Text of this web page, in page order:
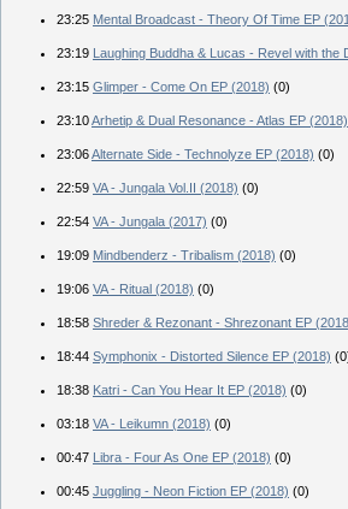
23:25 Mental Broadcast - Theory Of Time EP
23:19 Laughing Buddha & Lucas - Revel with
23:15 Glimper - Come On EP (2018) (0)
23:10Arhetip & Dual Resonance - Atlas EP (2018)
23:06Alternate Side - Technolyze EP (2018) (0)
22:59 VA - Jungala Vol.II (2018) (0)
22:54 VA - Jungala (2017) (0)
19:09 Mindbenderz - Tribalism (2018) (0)
19:06 VA - Ritual (2018) (0)
18:58 Shreder & Rezonant - Shrezonant EP
18:44 Symphonix - Distorted Silence EP (2018)
18:38 Katri - Can You Hear It EP (2018) (0)
03:18 VA - Leikumn (2018) (0)
00:47 Libra - Four As One EP (2018) (0)
00:45 Juggling - Neon Fiction EP (2018) (0)